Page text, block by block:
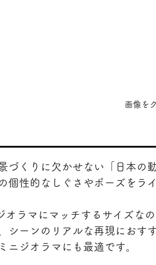
画像を
づくりに欠かせない「日本
個性的なしぐさやポーズをラ
オラマにマッチするサイズな
シーンのリアルな再現におす
ニジオラマにも最適です。